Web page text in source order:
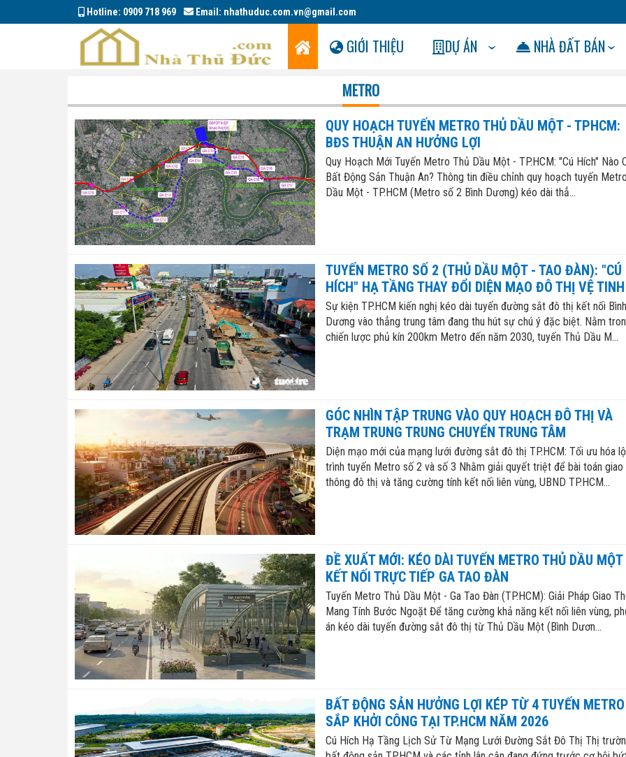
Hotline: 0909 718 969 Email: nhathuduc.com.vn@gmail.com
GIỚI THIỆU DỰ ÁN NHÀ ĐẤT BÁN
METRO
QUY HOẠCH TUYẾN METRO THỦ DẦU MỘT - TPHCM:
BĐS THUẬN AN HƯỞNG LỢI
Quy Hoạch Mới Tuyến Metro Thủ Dầu Một - TP.HCM: "Cú Hích" Nào
Bất Động Sản Thuận An? Thông tin điều chỉnh quy hoạch tuyến
Dầu Một - TP.HCM (Metro số 2 Bình Dương) kéo dài thẳ...
TUYẾN METRO SỐ 2 (THỦ DẦU MỘT - TAO ĐÀN): "CÚ
HÍCH" HẠ TẦNG THAY ĐỔI DIỆN MẠO ĐÔ THỊ VỆ TINH
Sự kiện TP.HCM kiến nghị kéo dài tuyến đường sắt đô thị kết nối Bình
Dương vào thẳng trung tâm đang thu hút sự chú ý đặc biệt. Nằm
chiến lược phủ kín 200km Metro đến năm 2030, tuyến Thủ Dầu M...
GÓC NHÌN TẬP TRUNG VÀO QUY HOẠCH ĐÔ THỊ VÀ
TRẠM TRUNG TRUNG CHUYỂN TRUNG TÂM
Diện mạo mới của mạng lưới đường sắt đô thị TP.HCM: Tối ưu hóa lộ
trình tuyến Metro số 2 và số 3 Nhằm giải quyết triệt để bài toán giao
thông đô thị và tăng cường tính kết nối liên vùng, UBND TP.HCM...
ĐỀ XUẤT MỚI: KÉO DÀI TUYẾN METRO THỦ DẦU MỘT
KẾT NỐI TRỰC TIẾP GA TAO ĐÀN
Tuyến Metro Thủ Dầu Một - Ga Tao Đàn (TP.HCM): Giải Pháp Giao
Mang Tính Bước Ngoặt Để tăng cường khả năng kết nối liên vùng,
án kéo dài tuyến đường sắt đô thị từ Thủ Dầu Một (Bình Dươn...
BẤT ĐỘNG SẢN HƯỞNG LỢI KÉP TỪ 4 TUYẾN METRO
SẮP KHỞI CÔNG TẠI TP.HCM NĂM 2026
Cú Hích Hạ Tầng Lịch Sử Từ Mạng Lưới Đường Sắt Đô Thị Thị